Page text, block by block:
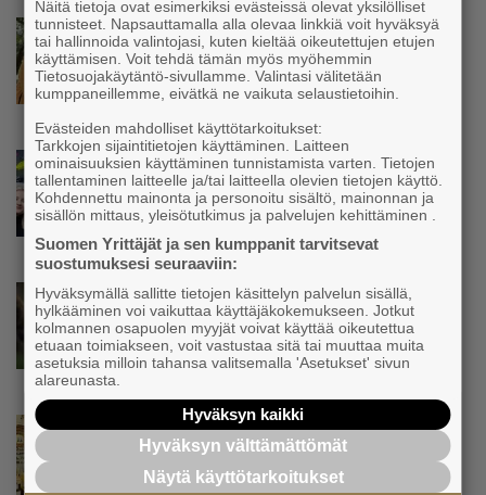
kuuluvaa epävarmuutta”
Uutinen
Siivousyrittäjän työntekijä joutuu
matkustamaan yli 300 kilometriä
suorittaakseen ajokortin – ”Ei aja syrjäseudun
Uutinen
Isät opettelevat kampauksia oluen äärellä –
Voimamiehen lettivideot poikivat yrittäjälle
satoja yhteydenottoja
Uutinen
Koneyrittäjät: Lainsäädännössä ”villisian
mentävä porsaanreikä” – ”Rajoitusten
vahingot eivät voi jäädä vain yksittäisen
Uutinen
Yrittäjien Mikael Pentikäiseltä YEL-varoitus
hallitukselle: ”Voi tulla ikävä yllätys”
Näitä tietoja ovat esimerkiksi evästeissä olevat yksilölliset
tunnisteet. Napsauttamalla alla olevaa linkkiä voit hyväksyä
tai hallinnoida valintojasi, kuten kieltää oikeutettujen etujen
käyttämisen. Voit tehdä tämän myös myöhemmin
Tietosuojakäytäntö-sivullamme. Valintasi välitetään
kumppaneillemme, eivätkä ne vaikuta selaustietoihin.
Evästeiden mahdolliset käyttötarkoitukset:
Tarkkojen sijaintitietojen käyttäminen. Laitteen
ominaisuuksien käyttäminen tunnistamista varten. Tietojen
tallentaminen laitteelle ja/tai laitteella olevien tietojen käyttö.
Kohdennettu mainonta ja personoitu sisältö, mainonnan ja
sisällön mittaus, yleisötutkimus ja palvelujen kehittäminen .
Suomen Yrittäjät ja sen kumppanit tarvitsevat
suostumuksesi seuraaviin:
Hyväksymällä sallitte tietojen käsittelyn palvelun sisällä,
hylkääminen voi vaikuttaa käyttäjäkokemukseen. Jotkut
kolmannen osapuolen myyjät voivat käyttää oikeutettua
etuaan toimiakseen, voit vastustaa sitä tai muuttaa muita
asetuksia milloin tahansa valitsemalla 'Asetukset' sivun
alareunasta.
Hyväksyn kaikki
Hyväksyn välttämättömät
Näytä käyttötarkoitukset